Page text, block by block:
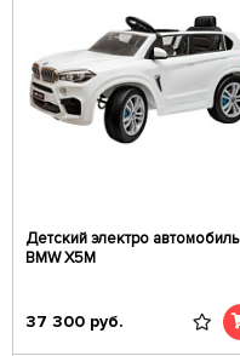
Детский электро автомобиль
BMW X5M
37 300 руб.